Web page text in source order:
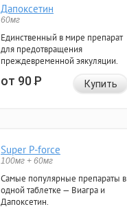
Дапоксетин
60мг
Единственный в мире препарат
для предотвращения
преждевременной эякуляции.
от 90Р Купить
Super P-force
100мг + 60мг
Самые популярные препараты в
одной таблетке — Виагра и
Дапоксетин.